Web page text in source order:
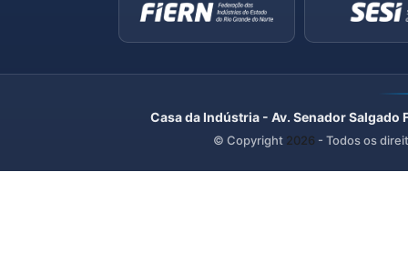
Casa da Indústria - Av. Senador
© Copyright 2026 - Todos os